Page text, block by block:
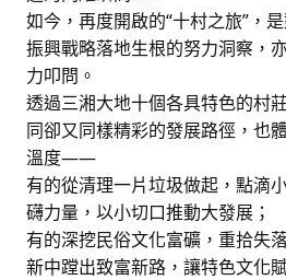
如今，再度開啟的“十村之旅”，
振興戰略落地生根的努力洞察，
力叩問。
透過三湘大地十個各具特色的村
同卻又同樣精彩的發展路徑，也
溫度——
有的從清理一片垃圾做起，點滴
礴力量，以小切口推動大發展；
有的深挖民俗文化富礦，重拾失
新中蹚出致富新路，讓特色文化